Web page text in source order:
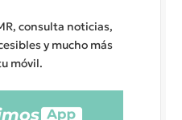
consulta noticias,
y mucho más
móvil.